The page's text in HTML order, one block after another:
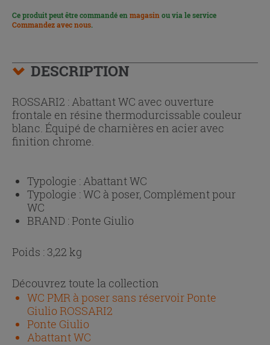
Ce produit peut être commandé en magasin ou via le service
Commandez avec nous.
DESCRIPTION
ROSSARI2 : Abattant WC avec ouverture
frontale en résine thermodurcissable couleur
blanc. Équipé de charnières en acier avec
finition chrome.
Typologie :Abattant WC
Typologie :WC à poser, Complément pour
WC
BRAND :Ponte Giulio
Poids : 3,22 kg
Découvrez toute la collection
WC PMR à poser sans réservoir Ponte
Giulio ROSSARI2
Ponte Giulio
Abattant WC